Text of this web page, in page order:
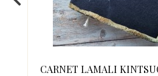
CARNET LAMALI